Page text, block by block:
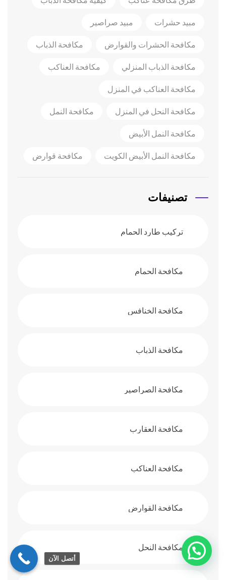
مبيد حشرات مبيد صراصير
مكافحة الحشرات والقوارض مكافحة الذباب
مكافحة الذباب المنزلي مكافحة العناكب
مكافحة العناكب في المنزل
مكافحة النحل في المنزل مكافحة النمل
مكافحة النمل الأبيض
مكافحة النمل الأبيض الكويت مكافحة قوارض
تصنيفات
تركيب طارد الحمام
مكافحة الحمام
مكافحة الخنافس
مكافحة الذباب
مكافحة الصراصير
مكافحة العقارب
مكافحة العناكب
مكافحة القوارض
مكافحة النحل
أتصل الآن